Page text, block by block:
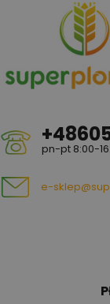
pn-pt 8:00-
e-